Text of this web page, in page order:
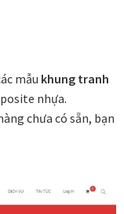
mẫu khung tranh
nhựa.
chưa có sẵn, bạn